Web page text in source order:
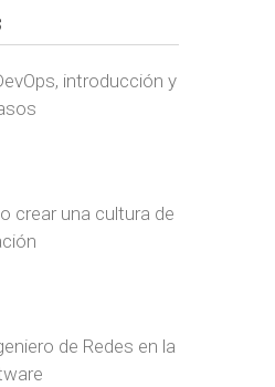
introducción y
crear una cultura de
de Redes en la